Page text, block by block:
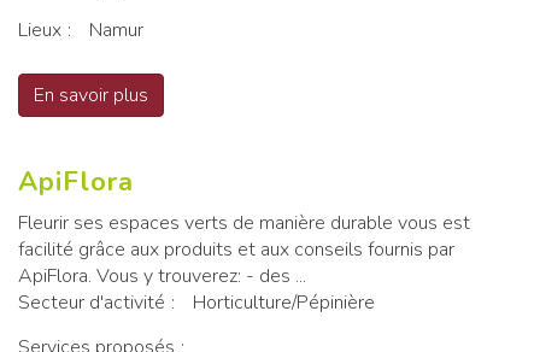
Lieux
Namur
En savoir plus
ApiFlora
Fleurir ses espaces verts de manière durable vous est
facilité grâce aux produits et aux conseils fournis par
ApiFlora. Vous y trouverez: - des ...
Secteur d'activité
Horticulture/Pépinière